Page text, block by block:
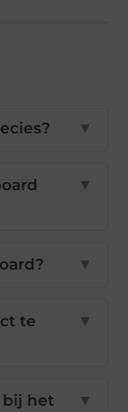
▼
▼
▼
te
▼
bij het
▼